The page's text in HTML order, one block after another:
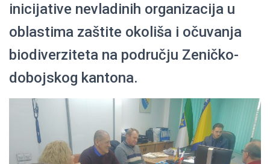
inicijative nevladinih organizacija u
oblastima zaštite okoliša i očuvanja
biodiverziteta na području Zeničko-
dobojskog kantona.